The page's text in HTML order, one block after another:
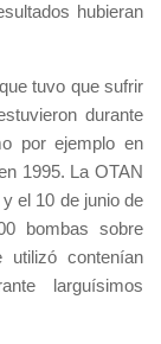
hubieran
tuvo que sufrir
durante
por ejemplo en
1995. La OTAN
el 10 de junio de
bombas sobre
contenían
larguísimos